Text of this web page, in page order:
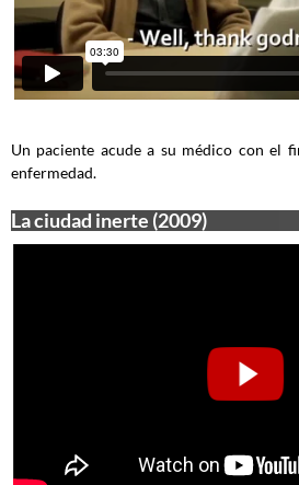
Un paciente acude a su médico con el
enfermedad.
La ciudad inerte (2009)